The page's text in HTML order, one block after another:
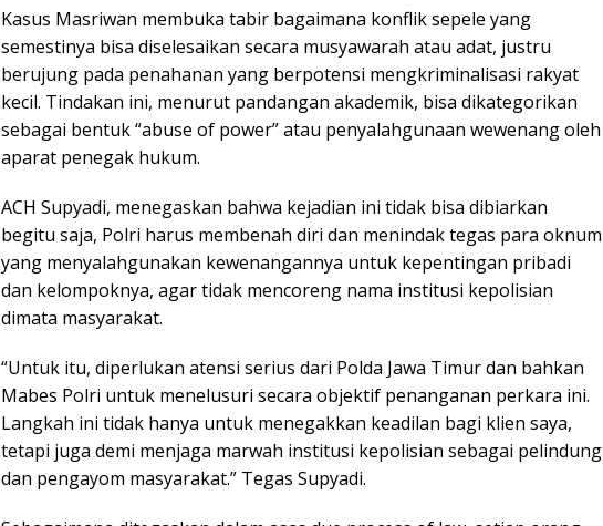
Kasus Masriwan membuka tabir bagaimana konflik sepele yang
semestinya bisa diselesaikan secara musyawarah atau adat, justru
berujung pada penahanan yang berpotensi mengkriminalisasi rakyat
kecil. Tindakan ini, menurut pandangan akademik, bisa dikategorikan
sebagai bentuk “abuse of power” atau penyalahgunaan wewenang oleh
aparat penegak hukum.
ACH Supyadi, menegaskan bahwa kejadian ini tidak bisa dibiarkan
begitu saja, Polri harus membenah diri dan menindak tegas para oknum
yang menyalahgunakan kewenangannya untuk kepentingan pribadi
dan kelompoknya, agar tidak mencoreng nama institusi kepolisian
dimata masyarakat.
“Untuk itu, diperlukan atensi serius dari Polda Jawa Timur dan bahkan
Mabes Polri untuk menelusuri secara objektif penanganan perkara ini.
Langkah ini tidak hanya untuk menegakkan keadilan bagi klien saya,
tetapi juga demi menjaga marwah institusi kepolisian sebagai pelindung
dan pengayom masyarakat.” Tegas Supyadi.